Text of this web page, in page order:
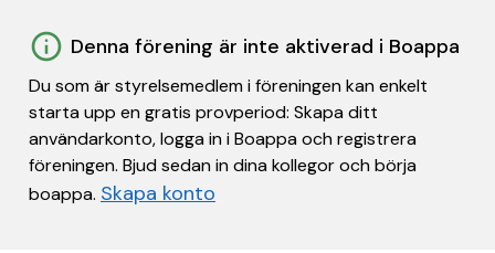
Denna förening är inte aktiverad i Boappa
Du som är styrelsemedlem i föreningen kan enkelt
starta upp en gratis provperiod: Skapa ditt
användarkonto, logga in i Boappa och registrera
föreningen. Bjud sedan in dina kollegor och börja
boappa. Skapa konto